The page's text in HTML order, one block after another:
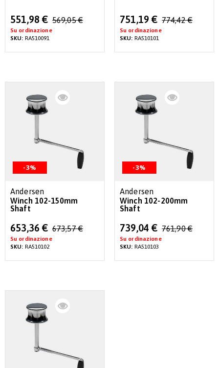
Special
Price
551,98 € 569,05 €
Su ordinazione
SKU: RA510091
Special
Price
751,19 € 774,42 €
Su ordinazione
SKU: RA510101
-3%
Andersen
Winch 102-150mm
Shaft
Special
Price
653,36 € 673,57 €
Su ordinazione
SKU: RA510102
-3%
Andersen
Winch 102-200mm
Shaft
Special
Price
739,04 € 761,90 €
Su ordinazione
SKU: RA510103